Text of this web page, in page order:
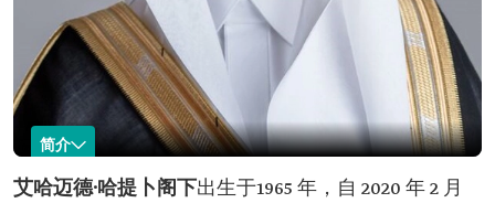
简介
艾哈迈德·哈提卜
艾哈迈德·哈提卜 阁下出生于1965 年，自 2020 年 2 月